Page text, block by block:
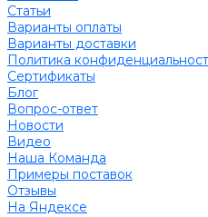
Статьи
Варианты оплаты
Варианты доставки
Политика
Сертификаты
Блог
Вопрос-ответ
Новости
Видео
Наша Команда
Примеры поставок
Отзывы
На Яндексе